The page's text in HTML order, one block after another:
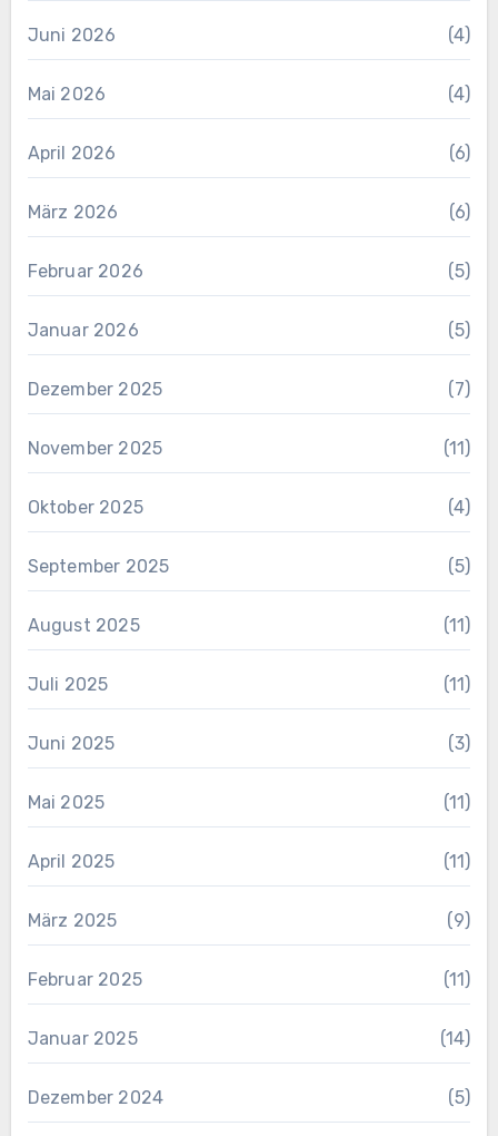
Juni 2026 (4)
Mai 2026 (4)
April 2026 (6)
März 2026 (6)
Februar 2026 (5)
Januar 2026 (5)
Dezember 2025 (7)
November 2025 (11)
Oktober 2025 (4)
September 2025 (5)
August 2025 (11)
Juli 2025 (11)
Juni 2025 (3)
Mai 2025 (11)
April 2025 (11)
März 2025 (9)
Februar 2025 (11)
Januar 2025 (14)
Dezember 2024 (5)